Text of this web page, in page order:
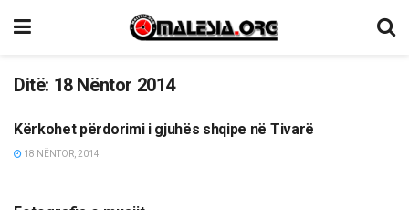
Ditë: 18 Nëntor 2014
LAJME
Kërkohet përdorimi i gjuhës shqipe në Tivarë
18 NËNTOR, 2014